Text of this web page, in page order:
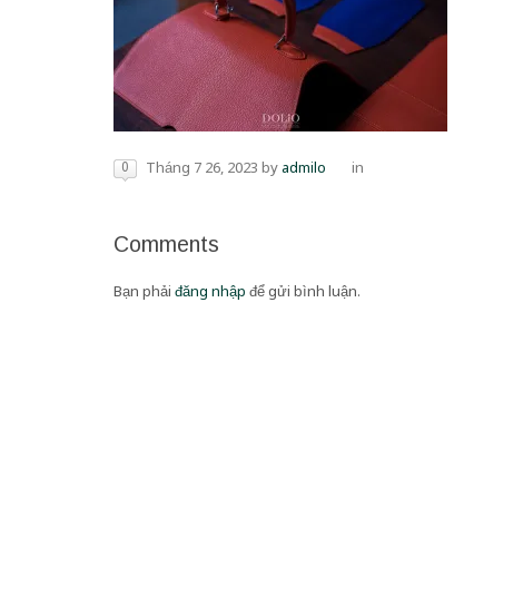
0 Tháng 7 26, 2023 byadmilo in
Comments
Bạn phải đăng nhập để gửi bình luận.